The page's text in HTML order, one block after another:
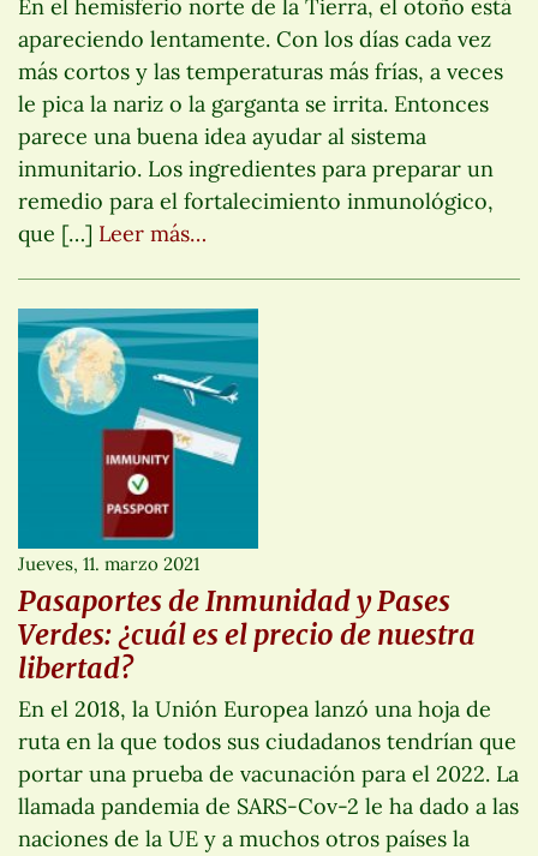
En el hemisferio norte de la Tierra, el otoño está
apareciendo lentamente. Con los días cada vez
más cortos y las temperaturas más frías, a veces
le pica la nariz o la garganta se irrita. Entonces
parece una buena idea ayudar al sistema
inmunitario. Los ingredientes para preparar un
remedio para el fortalecimiento inmunológico,
que […] Leer más…
Jueves, 11. marzo 2021
Pasaportes de Inmunidad y Pases
Verdes: ¿cuál es el precio de nuestra
libertad?
En el 2018, la Unión Europea lanzó una hoja de
ruta en la que todos sus ciudadanos tendrían que
portar una prueba de vacunación para el 2022. La
llamada pandemia de SARS-Cov-2 le ha dado a las
naciones de la UE y a muchos otros países la